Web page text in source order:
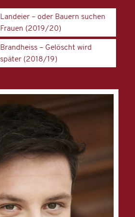
Landeier – oder Bauern suchen
Frauen (2019/20)
Brandheiss – Gelöscht wird
später (2018/19)